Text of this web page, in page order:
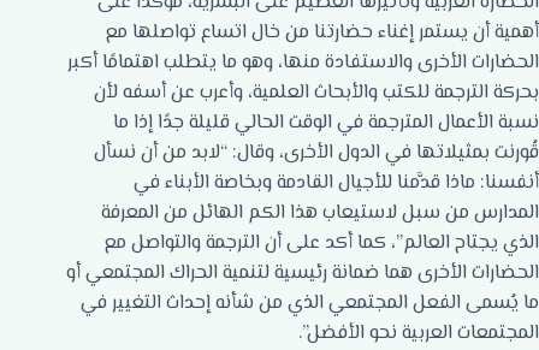
أهمية أن يستمر إغناء حضارتنا من خال اتساع تواصلها مع
الحضارات الأخرى والاستفادة منها، وهو ما يتطلب اهتمامًا أكبر
بحركة الترجمة للكتب والأبحاث العلمية، وأعرب عن أسفه لأن
نسبة الأعمال المترجمة في الوقت الحالي قليلة جدًا إذا ما
قُورنت بمثيلاتها في الدول الأخرى، وقال: “لابد من أن نسأل
أنفسنا: ماذا قدَّمنا للأجيال القادمة وبخاصة الأبناء في
المدارس من سبل لاستيعاب هذا الكم الهائل من المعرفة
الذي يجتاح العالم”، كما أكد على أن الترجمة والتواصل مع
الحضارات الأخرى هما ضمانة رئيسية لتنمية الحراك المجتمعي أو
ما يُسمى الفعل المجتمعي الذي من شأنه إحداث التغيير في
المجتمعات العربية نحو الأفضل”.